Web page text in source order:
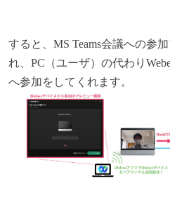
すると、MS Teams会議への参
れ、PC（ユーザ）の代わり
へ参加をしてくれます。